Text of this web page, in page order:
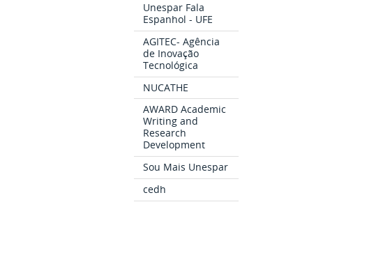
Unespar Fala
Espanhol - UFE
AGITEC- Agência
de Inovação
Tecnológica
NUCATHE
AWARD Academic
Writing and
Research
Development
Sou Mais Unespar
cedh